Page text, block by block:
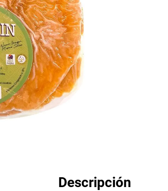
Descripción
Mantequilla